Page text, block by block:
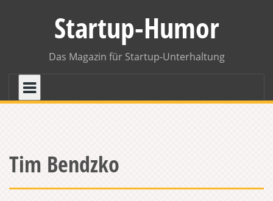
Startup-Humor
Das Magazin für Startup-Unterhaltung
Tim Bendzko